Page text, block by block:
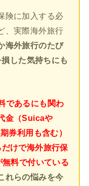
険に加入する必
、実際海外旅行
海外旅行のたび
した気持ちにも
であるにも関わ
金（Suicaや
券利用も含む）
けで海外旅行保
料で付いている
れらの悩みを今